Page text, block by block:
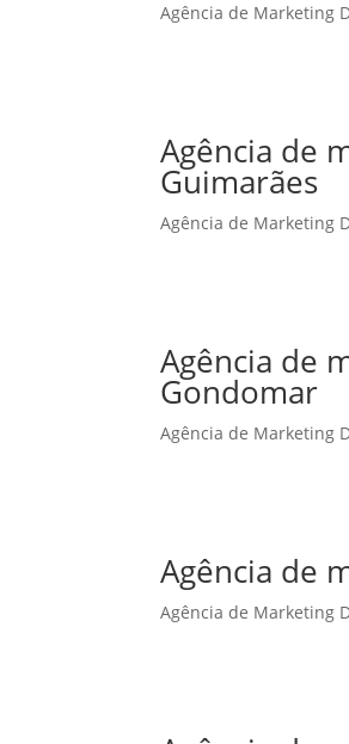
Agência de Marketing
Agência de
Guimarães
Agência de Marketing
Agência de
Gondomar
Agência de Marketing
Agência de
Agência de Marketing